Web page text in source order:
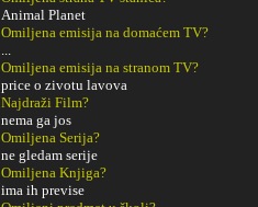
Animal Planet
Omiljena emisija na domaćem TV?
...
Omiljena emisija na stranom TV?
price o zivotu lavova
Najdraži Film?
nema ga jos
Omiljena Serija?
ne gledam serije
Omiljena Knjiga?
ima ih previse